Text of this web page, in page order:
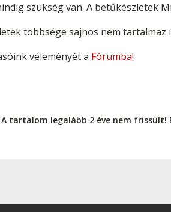
szükség van. A betűkészletek
többsége sajnos nem
véleményét a Fórumba!
A tartalom legalább 2 éve nem